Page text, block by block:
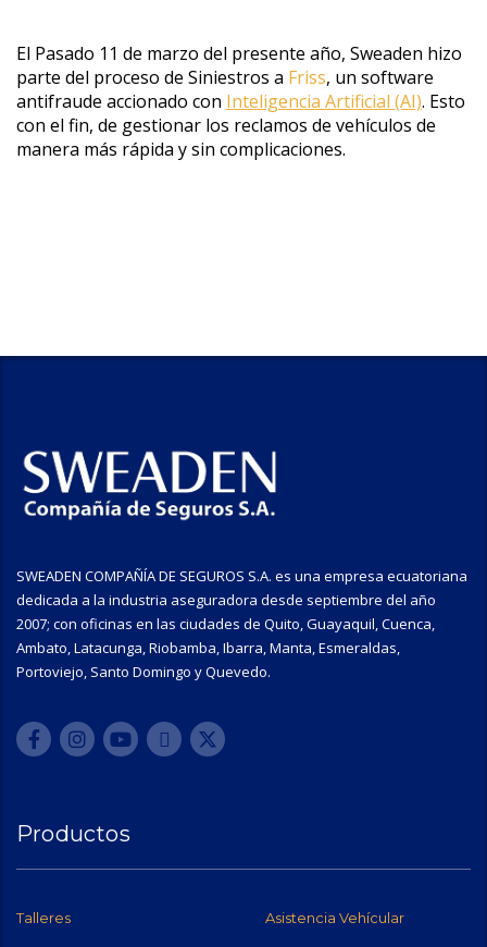
El Pasado 11 de marzo del presente año, Sweaden hizo
parte del proceso de Siniestros a Friss, un software
antifraude accionado con Inteligencia Artificial (AI). Esto
con el fin, de gestionar los reclamos de vehículos de
manera más rápida y sin complicaciones.
SWEADEN COMPAÑÍA DE SEGUROS S.A. es una empresa ecuatoriana
dedicada a la industria aseguradora desde septiembre del año
2007; con oficinas en las ciudades de Quito, Guayaquil, Cuenca,
Ambato, Latacunga, Riobamba, Ibarra, Manta, Esmeraldas,
Portoviejo, Santo Domingo y Quevedo.
Productos
Talleres Asistencia Vehícular